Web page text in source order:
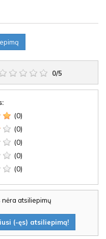
0/5
(0)
(0)
(0)
(0)
(0)
atsiliepimų
(-ęs) atsiliepimą!